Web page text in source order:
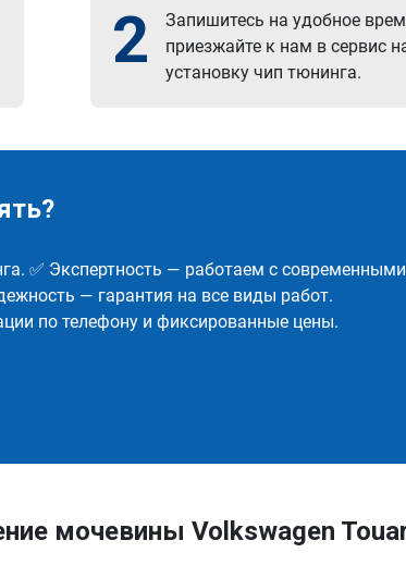
2
Запишитесь на удобное
приезжайте к нам в сервис
установку чип тюнинга.
✅ Экспертность — работаем с
— гарантия на все виды работ.
по телефону и фиксированные цены.
мочевины Volkswagen